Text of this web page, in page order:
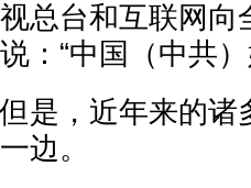
视总台和互联网向
说：“中国（中共
但是，近年来的诸
一边。